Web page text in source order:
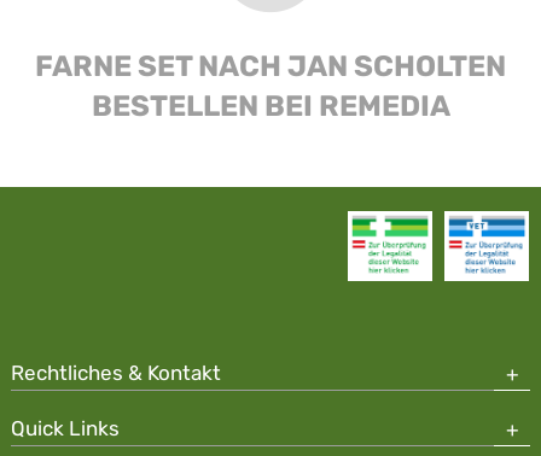
FARNE SET NACH JAN SCHOLTEN
BESTELLEN BEI REMEDIA
Rechtliches & Kontakt
Quick Links